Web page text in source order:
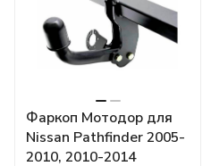
Фаркоп Мотодор для
Nissan Pathfinder 2005-
2010, 2010-2014